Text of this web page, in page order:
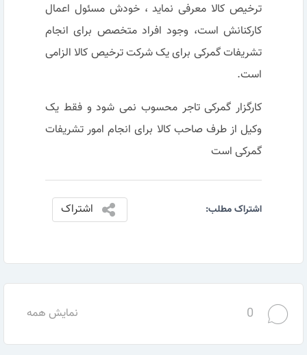
ترخیص کالا معرفی نماید ، خودش مسئول اعمال
کارکنانش است، وجود افراد متخصص برای انجام
تشریفات گمرکی برای یک شرکت ترخیص کالا الزامی
است.
کارگزار گمرکی تاجر محسوب نمی شود و فقط یک
وکیل از طرف صاحب کالا برای انجام امور تشریفات
گمرکی است
اشتراک مطلب: اشتراک
0 نمایش همه